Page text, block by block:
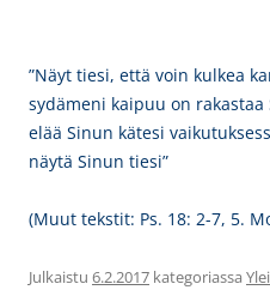
”Näyt tiesi, että voin kulkea
sydämeni kaipuu on rakastaa
elää Sinun kätesi
näytä Sinun tiesi”
(Muut tekstit: Ps. 18: 2-7, 5.
Julkaistu 6.2.2017 kategoriassa